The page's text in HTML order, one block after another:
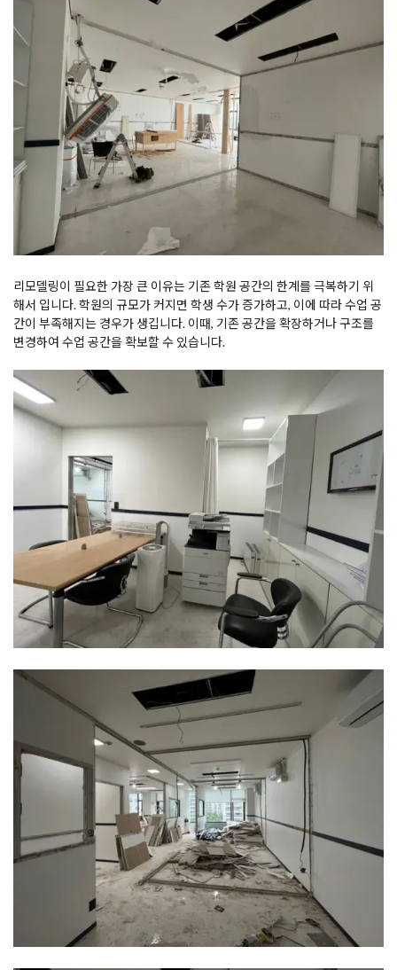
리모델링이 필요한 가장 큰 이유는 기존 학원 공간의 한계를 극복하기 위
해서 입니다. 학원의 규모가 커지면 학생 수가 증가하고, 이에 따라 수업 공
간이 부족해지는 경우가 생깁니다. 이때, 기존 공간을 확장하거나 구조를
변경하여 수업 공간을 확보할 수 있습니다.